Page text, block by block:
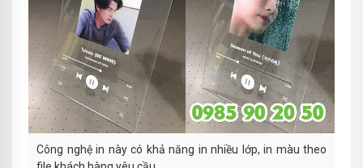
Công nghệ in này có khả năng in nhiều lớp, in màu theo